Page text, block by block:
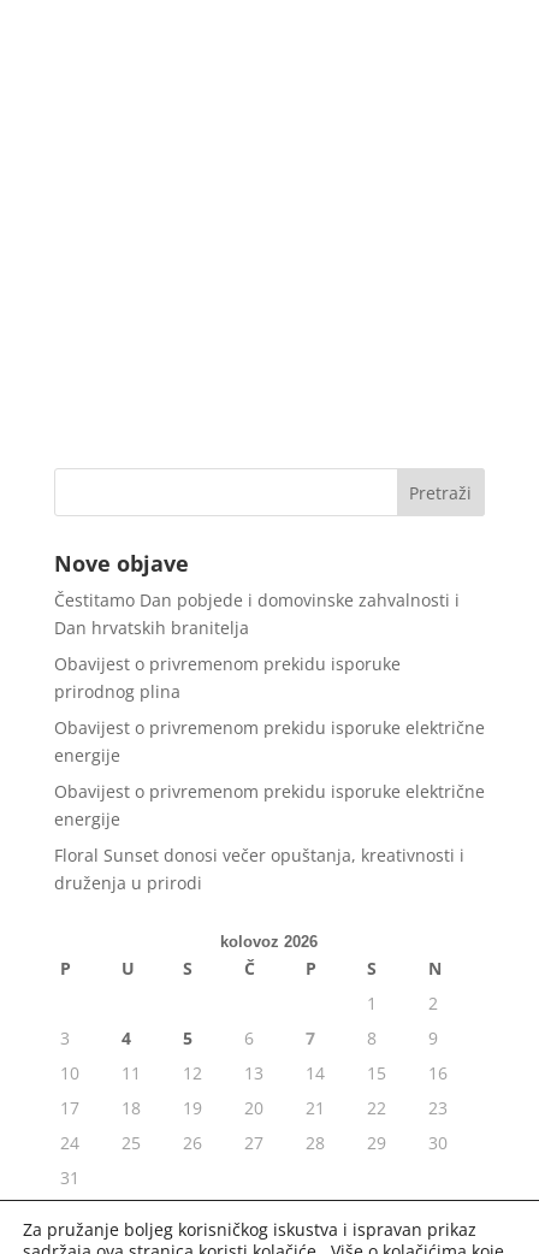
Nove objave
Čestitamo Dan pobjede i domovinske zahvalnosti i
Dan hrvatskih branitelja
Obavijest o privremenom prekidu isporuke
prirodnog plina
Obavijest o privremenom prekidu isporuke električne
energije
Obavijest o privremenom prekidu isporuke električne
energije
Floral Sunset donosi večer opuštanja, kreativnosti i
druženja u prirodi
kolovoz 2026
P U S Č P S
N
1
2
3
4 5 6 7 8
9
10
11 12 13 14 15
16
17
18 19 20 21 22
23
24
25 26 27 28 29
30
31
« srp
Za pružanje boljeg korisničkog iskustva i ispravan prikaz